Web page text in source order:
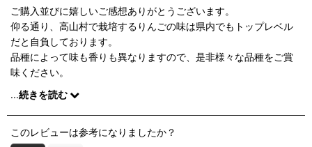
ご購入並びに嬉しいご感想ありがとうございます。
仰る通り、高山村で栽培するりんごの味は県内でもトップレベル
だと自負しております。
品種によって味も香りも異なりますので、是非様々な品種をご賞
味ください。
マルコウ果樹園
...続きを読む
このレビューは参考になりましたか？